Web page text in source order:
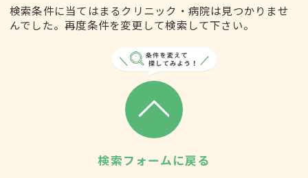
検索条件に当てはまるクリニック・病院は見つかりませ
んでした。再度条件を変更して検索して下さい。
検索フォームに戻る